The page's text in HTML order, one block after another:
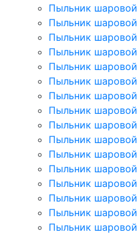
Пыльник
Пыльник
Пыльник
Пыльник
Пыльник
Пыльник
Пыльник
Пыльник
Пыльник
Пыльник
Пыльник
Пыльник
Пыльник
Пыльник
Пыльник
Пыльник